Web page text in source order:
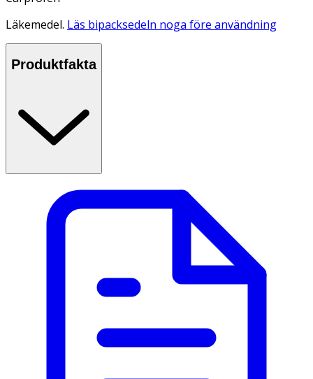
Läkemedel. Läs bipacksedeln noga före användning
Produktfakta